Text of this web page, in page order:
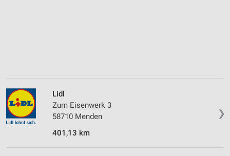
❯
Lidl
Zum Eisenwerk 3
58710 Menden
401,13 km